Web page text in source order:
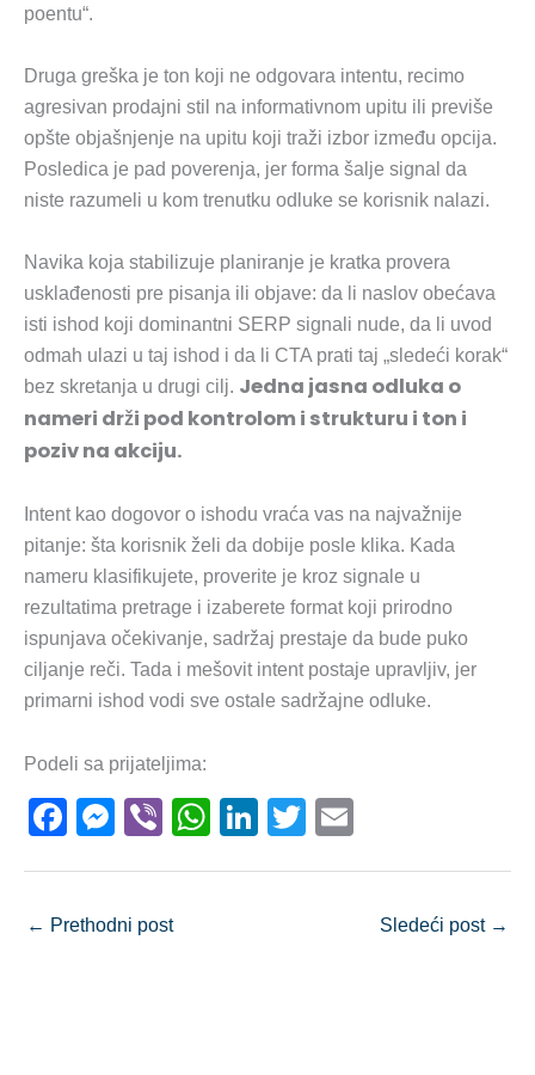
poentu“.
Druga greška je ton koji ne odgovara intentu, recimo
agresivan prodajni stil na informativnom upitu ili previše
opšte objašnjenje na upitu koji traži izbor između opcija.
Posledica je pad poverenja, jer forma šalje signal da
niste razumeli u kom trenutku odluke se korisnik nalazi.
Navika koja stabilizuje planiranje je kratka provera
usklađenosti pre pisanja ili objave: da li naslov obećava
isti ishod koji dominantni SERP signali nude, da li uvod
odmah ulazi u taj ishod i da li CTA prati taj „sledeći korak“
bez skretanja u drugi cilj. Jedna jasna odluka o
nameri drži pod kontrolom i strukturu i ton i
poziv na akciju.
Intent kao dogovor o ishodu vraća vas na najvažnije
pitanje: šta korisnik želi da dobije posle klika. Kada
nameru klasifikujete, proverite je kroz signale u
rezultatima pretrage i izaberete format koji prirodno
ispunjava očekivanje, sadržaj prestaje da bude puko
ciljanje reči. Tada i mešovit intent postaje upravljiv, jer
primarni ishod vodi sve ostale sadržajne odluke.
Podeli sa prijateljima:
F
e
M
e
Vi W Li
T
← Prethodni post Sledeći post →